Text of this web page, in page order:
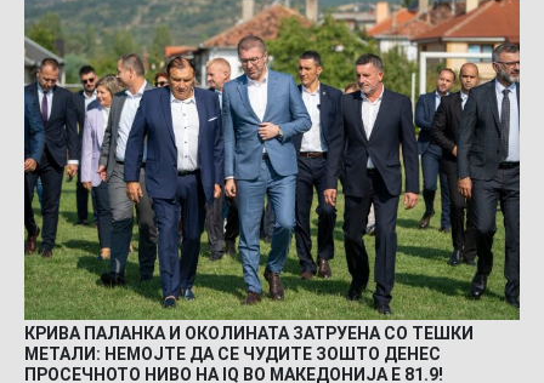
КРИВА ПАЛАНКА И ОКОЛИНАТА ЗАТРУЕНА СО ТЕШКИ
МЕТАЛИ: НЕМОЈТЕ ДА СЕ ЧУДИТЕ ЗОШТО ДЕНЕС
ПРОСЕЧНОТО НИВО НА IQ ВО МАКЕДОНИЈА Е 81.9!